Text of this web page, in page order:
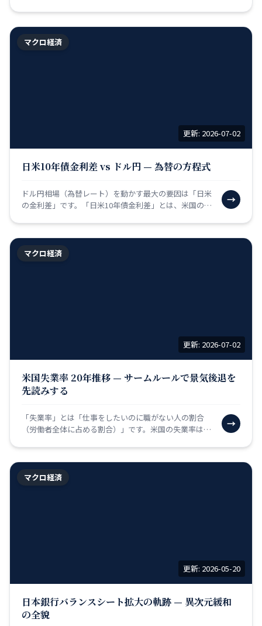
マクロ経済
更新: 2026-07-02
日米10年債金利差 vs ドル円 — 為替の方程式
ドル円相場（為替レート）を動かす最大の要因は「日米
の金利差」です。「日米10年債金利差」とは、米国の10
→
マクロ経済
更新: 2026-07-02
米国失業率 20年推移 — サームルールで景気後退を
先読みする
「失業率」とは「仕事をしたいのに職がない人の割合
（労働者全体に占める割合）」です。米国の失業率は毎
→
マクロ経済
更新: 2026-05-20
日本銀行バランスシート拡大の軌跡 — 異次元緩和
の全貌